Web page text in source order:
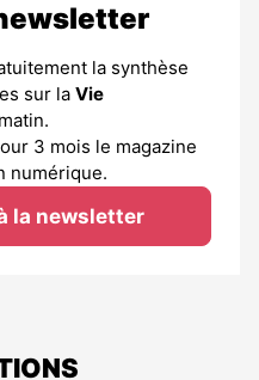
la synthèse
sur la Vie
3 mois le magazine
numérique.
la newsletter